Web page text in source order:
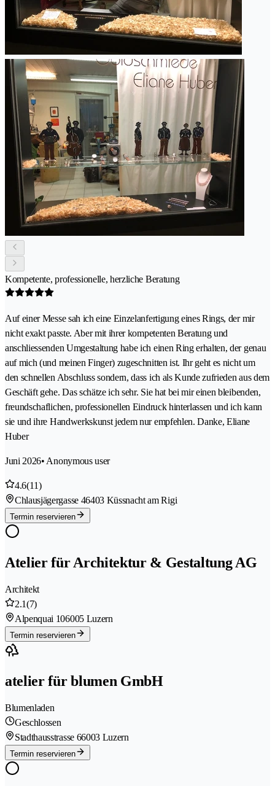
Kompetente, professionelle, herzliche Beratung
Auf einer Messe sah ich eine Einzelanfertigung eines Rings, der mir
nicht exakt passte. Aber mit ihrer kompetenten Beratung und
anschliessenden Umgestaltung habe ich einen Ring erhalten, der genau
auf mich (und meinen Finger) zugeschnitten ist. Ihr geht es nicht um
den schnellen Abschluss sondern, dass ich als Kunde zufrieden aus dem
Geschäft gehe. Das schätze ich sehr. Sie hat bei mir einen bleibenden,
freundschaflichen, professionellen Eindruck hinterlassen und ich kann
sie und ihre Handwerkskunst jedem nur empfehlen. Danke, Eliane
Huber
Juni 2026• Anonymous user
4.6(11)
Chlausjägergasse 46403 Küssnacht am Rigi
Termin reservieren
Atelier für Architektur & Gestaltung AG
Architekt
2.1(7)
Alpenquai 106005 Luzern
Termin reservieren
atelier für blumen GmbH
Blumenladen
Geschlossen
Stadthausstrasse 66003 Luzern
Termin reservieren